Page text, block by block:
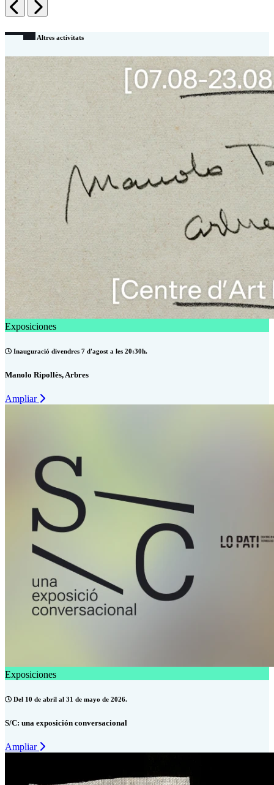
AnteriorSiguiente
Altres activitats
Exposiciones
Inauguració divendres 7 d'agost a les 20:30h.
Manolo Ripollès, Arbres
Ampliar
Exposiciones
Del 10 de abril al 31 de mayo de 2026.
S/C: una exposición conversacional
Ampliar